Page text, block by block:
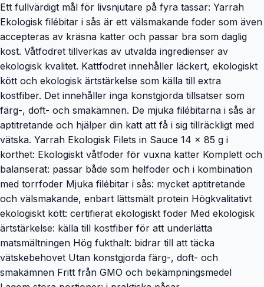
Ett fullvärdigt mål för livsnjutare på fyra tassar: Yarrah
Ekologisk filébitar i sås är ett välsmakande foder som även
accepteras av kräsna katter och passar bra som daglig
kost. Våtfodret tillverkas av utvalda ingredienser av
ekologisk kvalitet. Kattfodret innehåller läckert, ekologiskt
kött och ekologisk ärtstärkelse som källa till extra
kostfiber. Det innehåller inga konstgjorda tillsatser som
färg-, doft- och smakämnen. De mjuka filébitarna i sås är
aptitretande och hjälper din katt att få i sig tillräckligt med
vätska. Yarrah Ekologisk Filets in Sauce 14 x 85 g i
korthet: Ekologiskt våtfoder för vuxna katter Komplett och
balanserat: passar både som helfoder och i kombination
med torrfoder Mjuka filébitar i sås: mycket aptitretande
och välsmakande, enbart lättsmält protein Högkvalitativt
ekologiskt kött: certifierat ekologiskt foder Med ekologisk
ärtstärkelse: källa till kostfiber för att underlätta
matsmältningen Hög fukthalt: bidrar till att täcka
vätskebehovet Utan konstgjorda färg-, doft- och
smakämnen Fritt från GMO och bekämpningsmedel